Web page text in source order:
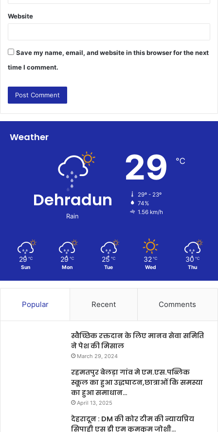
Website
Save my name, email, and website in this browser for the next
time I comment.
Weather
Dehradun
Rain
29 ℃
29º - 23º
74%
1.56 km/h
29 ℃
Sun
29 ℃
Mon
25 ℃
Tue
32 ℃
Wed
30 ℃
Thu
Popular Recent Comments
स्वैच्छिक रक्तदान के लिए मानव सेवा समिति
ने पेश की मिसाल
March 29, 2024
रहमतपुर बेलड़ा गांव मे एम.एस.पब्लिक
स्कूल का हुआ उद्धघाटन,छात्राओं कि समस्या
का हुआ समाधान…
April 13, 2025
देहरादून : DM की कोर टीम की न्यायप्रिय
सिपाही एस डी एम कुमकुम जोशी…